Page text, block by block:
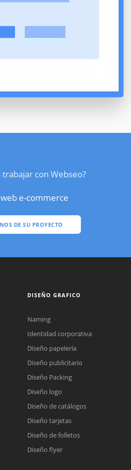
con Webseo?
e-commerce
DE SU PROYECTO
DISEÑO GRAFICO
Naming
Identidad corporativa
Diseño papelería
Diseño publicitario
Diseño Packing
Diseño logo
Diseño de catálogos
Diseño tarjetas
Diseño de folletos
Diseño flyer